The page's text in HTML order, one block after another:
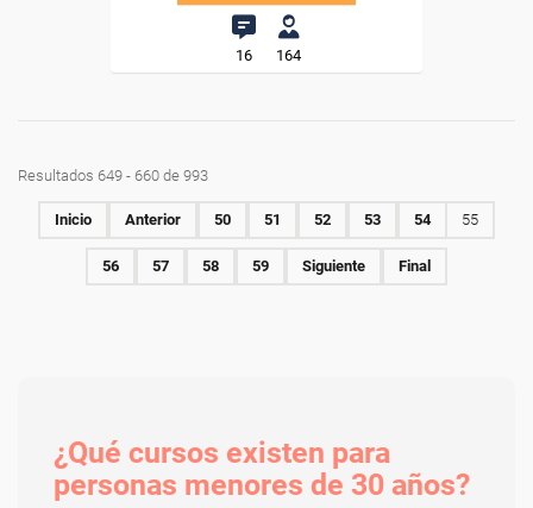
16 164
Resultados 649 - 660 de 993
Inicio Anterior 50 51 52 53 54 55
56 57 58 59 Siguiente Final
¿Qué cursos existen para
personas menores de 30 años?